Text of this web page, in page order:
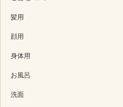
髪用
顔用
身体用
お風呂
洗面